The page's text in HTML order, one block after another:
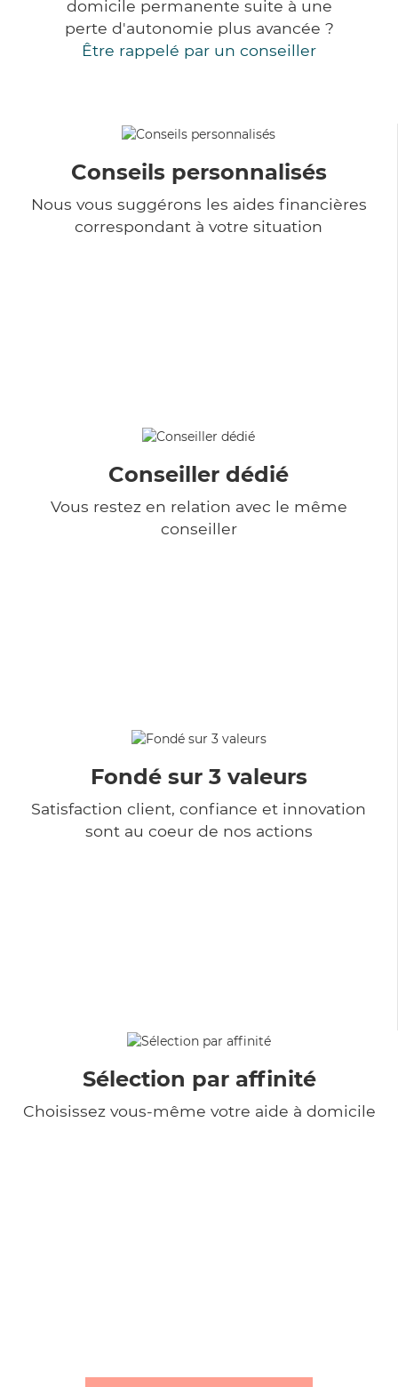
domicile permanente suite à une
perte d'autonomie plus avancée ?
Être rappelé par un conseiller
Conseils personnalisés
Nous vous suggérons les aides financières
correspondant à votre situation
Conseiller dédié
Vous restez en relation avec le même
conseiller
Fondé sur 3 valeurs
Satisfaction client, confiance et innovation
sont au coeur de nos actions
Sélection par affinité
Choisissez vous-même votre aide à domicile